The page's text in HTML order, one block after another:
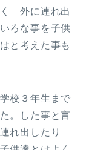
く 外に連れ出
ろな事を子供
と考えた事も
校３年生まで
。した事と言
連れ出したり